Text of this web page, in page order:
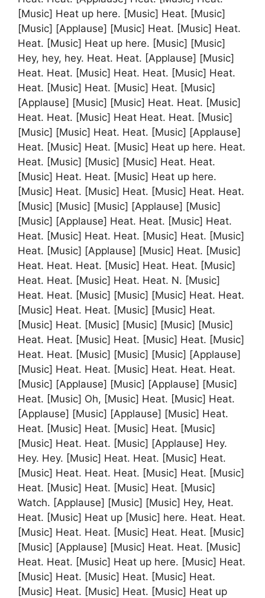
[Music] Heat up here. [Music] Heat. [Music]
[Music] [Applause] [Music] Heat. [Music] Heat.
Heat. [Music] Heat up here. [Music] [Music]
Hey, hey, hey. Heat. Heat. [Applause] [Music]
Heat. Heat. [Music] Heat. Heat. [Music] Heat.
Heat. [Music] Heat. [Music] Heat. [Music]
[Applause] [Music] [Music] Heat. Heat. [Music]
Heat. Heat. [Music] Heat Heat. Heat. [Music]
[Music] [Music] Heat. Heat. [Music] [Applause]
Heat. [Music] Heat. [Music] Heat up here. Heat.
Heat. [Music] [Music] [Music] Heat. Heat.
[Music] Heat. Heat. [Music] Heat up here.
[Music] Heat. [Music] Heat. [Music] Heat. Heat.
[Music] [Music] [Music] [Applause] [Music]
[Music] [Applause] Heat. Heat. [Music] Heat.
Heat. [Music] Heat. Heat. [Music] Heat. [Music]
Heat. [Music] [Applause] [Music] Heat. [Music]
Heat. Heat. Heat. [Music] Heat. Heat. [Music]
Heat. Heat. [Music] Heat. Heat. N. [Music]
Heat. Heat. [Music] [Music] [Music] Heat. Heat.
[Music] Heat. Heat. [Music] [Music] Heat.
[Music] Heat. [Music] [Music] [Music] [Music]
Heat. Heat. [Music] Heat. [Music] Heat. [Music]
Heat. Heat. [Music] [Music] [Music] [Applause]
[Music] Heat. Heat. [Music] Heat. Heat. Heat.
[Music] [Applause] [Music] [Applause] [Music]
Heat. [Music] Oh, [Music] Heat. [Music] Heat.
[Applause] [Music] [Applause] [Music] Heat.
Heat. [Music] Heat. [Music] Heat. [Music]
[Music] Heat. Heat. [Music] [Applause] Hey.
Hey. Hey. [Music] Heat. Heat. [Music] Heat.
[Music] Heat. Heat. Heat. [Music] Heat. [Music]
Heat. [Music] Heat. [Music] Heat. [Music]
Watch. [Applause] [Music] [Music] Hey, Heat.
Heat. [Music] Heat up [Music] here. Heat. Heat.
[Music] Heat. Heat. [Music] Heat. Heat. [Music]
[Music] [Applause] [Music] Heat. Heat. [Music]
Heat. Heat. [Music] Heat up here. [Music] Heat.
[Music] Heat. [Music] Heat. [Music] Heat.
[Music] Heat. [Music] Heat. [Music] Heat up